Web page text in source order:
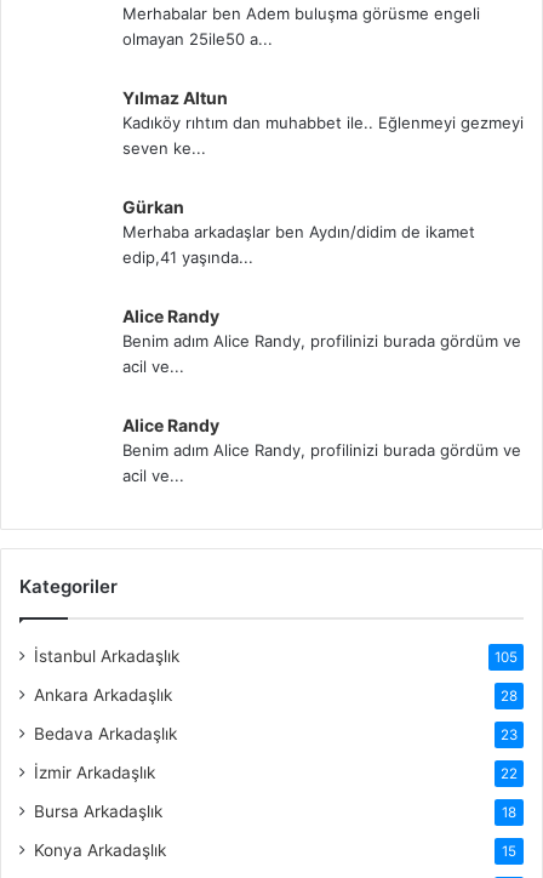
Merhabalar ben Adem buluşma görüsme engeli
olmayan 25ile50 a...
Yılmaz Altun
Kadıköy rıhtım dan muhabbet ile.. Eğlenmeyi gezmeyi
seven ke...
Gürkan
Merhaba arkadaşlar ben Aydın/didim de ikamet
edip,41 yaşında...
Alice Randy
Benim adım Alice Randy, profilinizi burada gördüm ve
acil ve...
Alice Randy
Benim adım Alice Randy, profilinizi burada gördüm ve
acil ve...
Kategoriler
İstanbul Arkadaşlık 105
Ankara Arkadaşlık 28
Bedava Arkadaşlık 23
İzmir Arkadaşlık 22
Bursa Arkadaşlık 18
Konya Arkadaşlık 15